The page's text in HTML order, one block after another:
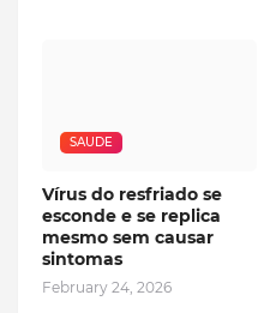
SAUDE
Vírus do resfriado se
esconde e se replica
mesmo sem causar
sintomas
February 24, 2026